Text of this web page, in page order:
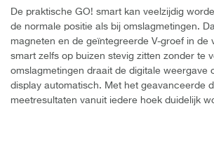
De praktische GO! smart kan veelzijdig
de normale positie als bij omslagmetingen.
magneten en de geïntegreerde V-groef in de
smart zelfs op buizen stevig zitten zonder te
omslagmetingen draait de digitale weergave
display automatisch. Met het geavanceerde
meetresultaten vanuit iedere hoek duidelijk